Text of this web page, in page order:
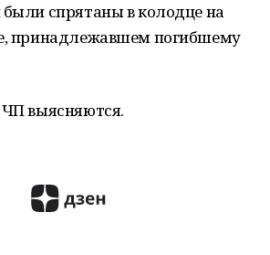
спрятаны в колодце на
принадлежавшем погибшему
ЧП выясняются.